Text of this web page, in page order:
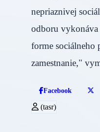
nepriaznivej
odboru
forme sociálneho
zamestnanie,"
Facebook
(tasr)